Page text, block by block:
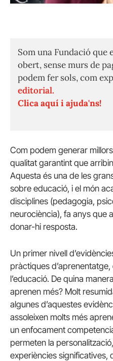
Som una Fundació que
obert, sense murs de
podem fer sols, com
editorial.
Clica aquí i ajuda'ns!
Com podem generar
qualitat garantint que
Aquesta és una de les
sobre educació, i el món
disciplines (pedagogia,
neurociència), fa anys que
donar-hi resposta.
Un primer nivell
pràctiques
l’educació. De quina
aprenen més? Molt
algunes d’aquestes
assoleixen molts més
un enfocament
permeten la
experiències significatives,